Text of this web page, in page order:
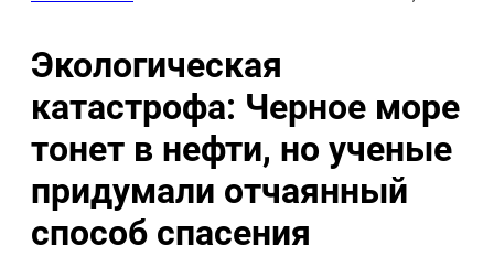
Экологическая
катастрофа: Черное море
тонет в нефти, но ученые
придумали отчаянный
способ спасения